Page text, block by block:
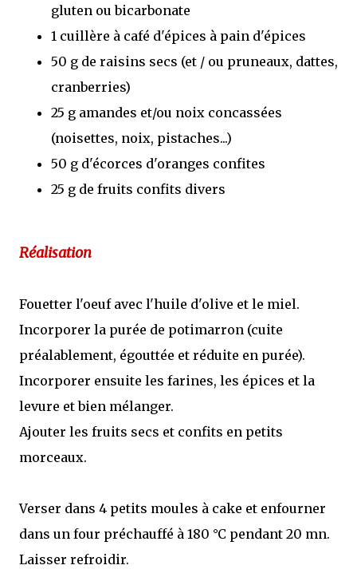
gluten ou bicarbonate
1 cuillère à café d'épices à pain d'épices
50 g de raisins secs (et / ou pruneaux, dattes,
cranberries)
25 g amandes et/ou noix concassées
(noisettes, noix, pistaches...)
50 g d'écorces d'oranges confites
25 g de fruits confits divers
Réalisation
Fouetter l'oeuf avec l'huile d'olive et le miel.
Incorporer la purée de potimarron (cuite
préalablement, égouttée et réduite en purée).
Incorporer ensuite les farines, les épices et la
levure et bien mélanger.
Ajouter les fruits secs et confits en petits
morceaux.
Verser dans 4 petits moules à cake et enfourner
dans un four préchauffé à 180 °C pendant 20 mn.
Laisser refroidir.